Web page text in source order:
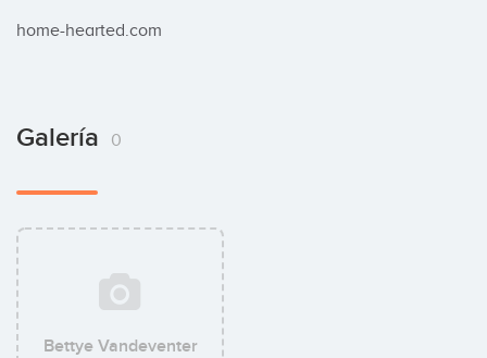
home-hearted.com
Galería 0
Bettye Vandeventer